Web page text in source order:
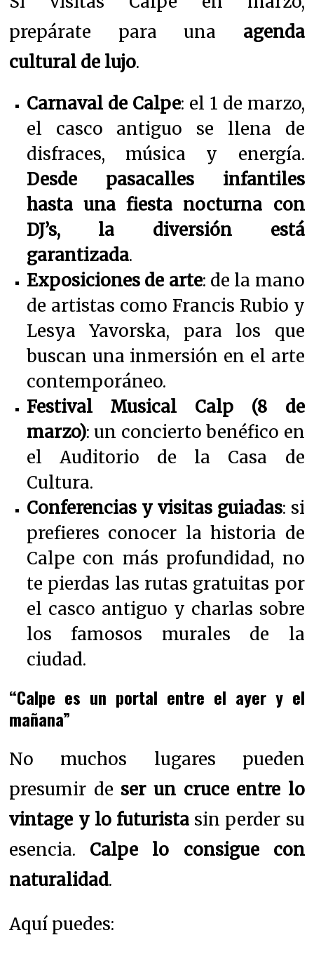
prepárate para una agenda
cultural de lujo.
Carnaval de Calpe: el 1 de marzo,
el casco antiguo se llena de
disfraces, música y energía.
Desde pasacalles infantiles
hasta una fiesta nocturna con
DJ’s, la diversión está
garantizada.
Exposiciones de arte: de la mano
de artistas como Francis Rubio y
Lesya Yavorska, para los que
buscan una inmersión en el arte
contemporáneo.
Festival Musical Calp (8 de
marzo): un concierto benéfico en
el Auditorio de la Casa de
Cultura.
Conferencias y visitas guiadas: si
prefieres conocer la historia de
Calpe con más profundidad, no
te pierdas las rutas gratuitas por
el casco antiguo y charlas sobre
los famosos murales de la
ciudad.
“Calpe es un portal entre el ayer y el
mañana”
No muchos lugares pueden
presumir de ser un cruce entre lo
vintage y lo futurista sin perder su
esencia. Calpe lo consigue con
naturalidad.
Aquí puedes: